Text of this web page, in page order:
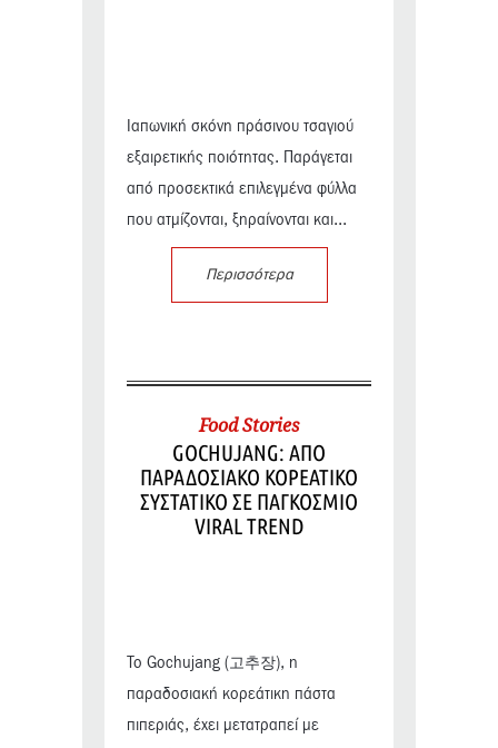
Ιαπωνική σκόνη πράσινου τσαγιού
εξαιρετικής ποιότητας. Παράγεται
από προσεκτικά επιλεγμένα φύλλα
που ατμίζονται, ξηραίνονται και...
Περισσότερα
Food Stories
GOCHUJANG: ΑΠΟ
ΠΑΡΑΔΟΣΙΑΚΟ ΚΟΡΕΑΤΙΚΟ
ΣΥΣΤΑΤΙΚΟ ΣΕ ΠΑΓΚΟΣΜΙΟ
VIRAL TREND
Το Gochujang (고추장), η
παραδοσιακή κορεάτικη πάστα
πιπεριάς, έχει μετατραπεί με